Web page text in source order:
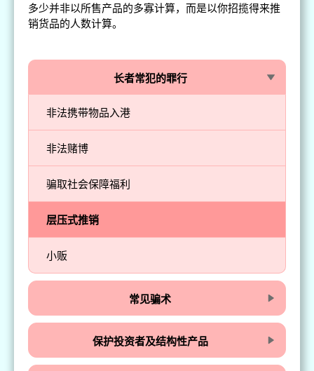
多少并非以所售产品的多寡计算，而是以你招揽得来推
销货品的人数计算。
长者常犯的罪行
小贩
层压式推销
骗取社会保障福利
非法赌博
非法携带物品入港
常见骗术
保护投资者及结构性产品